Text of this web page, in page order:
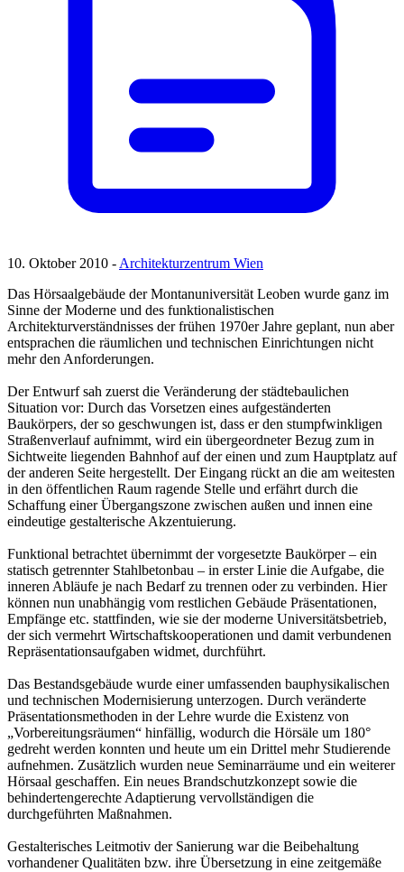
10. Oktober 2010 -Architekturzentrum Wien
Das Hörsaalgebäude der Montanuniversität Leoben wurde ganz im
Sinne der Moderne und des funktionalistischen
Architekturverständnisses der frühen 1970er Jahre geplant, nun aber
entsprachen die räumlichen und technischen Einrichtungen nicht
mehr den Anforderungen.
Der Entwurf sah zuerst die Veränderung der städtebaulichen
Situation vor: Durch das Vorsetzen eines aufgeständerten
Baukörpers, der so geschwungen ist, dass er den stumpfwinkligen
Straßenverlauf aufnimmt, wird ein übergeordneter Bezug zum in
Sichtweite liegenden Bahnhof auf der einen und zum Hauptplatz auf
der anderen Seite hergestellt. Der Eingang rückt an die am weitesten
in den öffentlichen Raum ragende Stelle und erfährt durch die
Schaffung einer Übergangszone zwischen außen und innen eine
eindeutige gestalterische Akzentuierung.
Funktional betrachtet übernimmt der vorgesetzte Baukörper – ein
statisch getrennter Stahlbetonbau – in erster Linie die Aufgabe, die
inneren Abläufe je nach Bedarf zu trennen oder zu verbinden. Hier
können nun unabhängig vom restlichen Gebäude Präsentationen,
Empfänge etc. stattfinden, wie sie der moderne Universitätsbetrieb,
der sich vermehrt Wirtschaftskooperationen und damit verbundenen
Repräsentationsaufgaben widmet, durchführt.
Das Bestandsgebäude wurde einer umfassenden bauphysikalischen
und technischen Modernisierung unterzogen. Durch veränderte
Präsentationsmethoden in der Lehre wurde die Existenz von
„Vorbereitungsräumen“ hinfällig, wodurch die Hörsäle um 180°
gedreht werden konnten und heute um ein Drittel mehr Studierende
aufnehmen. Zusätzlich wurden neue Seminarräume und ein weiterer
Hörsaal geschaffen. Ein neues Brandschutzkonzept sowie die
behindertengerechte Adaptierung vervollständigen die
durchgeführten Maßnahmen.
Gestalterisches Leitmotiv der Sanierung war die Beibehaltung
vorhandener Qualitäten bzw. ihre Übersetzung in eine zeitgemäße